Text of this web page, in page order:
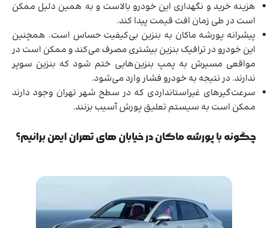
هزینه خرید و نگهداری این خودرو بالاست و به همین دلیل ممکن
است در طی زمان افت قیمت پیدا کند.
پیشرانه پورشه ماکان به بنزین بی‌کیفیت حساس است. همچنین
این خودرو در ترافیک بنزین بیشتری مصرف می‌کند و ممکن است در
مواقعی مسیرش به پمپ بنزین‌هایی ختم شود که بنزین سوپر
ندارند. در نتیجه به خودرو فشار وارد می‌شود.
سرعت‌گیرهای غیراستانداردی که در سطح شهر تهران وجود دارند
ممکن است به سیستم تعلیق پورش آسیب بزنند.
چگونه با پورشه ماکان در خیابان های تهران ایمن برانیم؟